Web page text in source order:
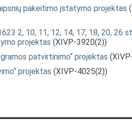
pakeitimo įstatymo projektas
2, 10, 11, 12, 14, 17, 18, 20, 26
projektas (XIVP-3920(2))
patvirtinimo“ projektas
projektas (XIVP-4025(2))